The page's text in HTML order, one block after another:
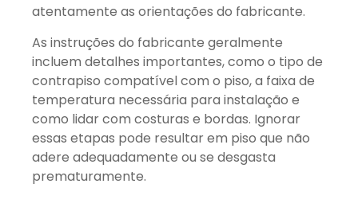
atentamente as orientações do fabricante.
As instruções do fabricante geralmente
incluem detalhes importantes, como o tipo de
contrapiso compatível com o piso, a faixa de
temperatura necessária para instalação e
como lidar com costuras e bordas. Ignorar
essas etapas pode resultar em piso que não
adere adequadamente ou se desgasta
prematuramente.